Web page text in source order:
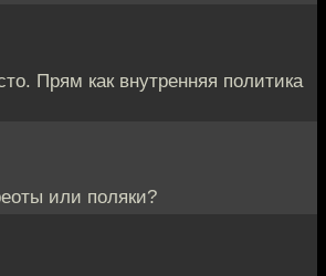
Прям как внутренняя политика
или поляки?